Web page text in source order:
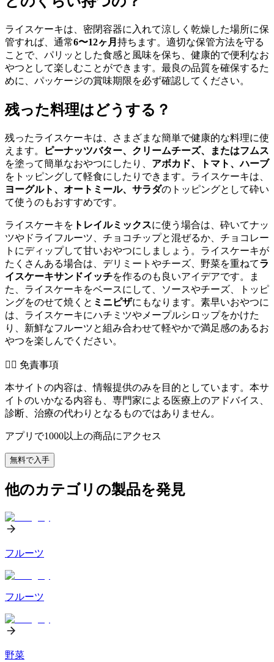
ライスケーキは、密閉容器に入れて涼しく乾燥した場所に保
管すれば、通常6〜12ヶ月 持ちます。適切な保管方法を守る
ことで、パリッとした食感と風味を保ち、健康的で便利なお
やつとして楽しむことができます。最良の品質を確保するた
めに、パッケージの賞味期限を必ず確認してください。
残った料理はどうする？
残ったライスケーキは、さまざまな簡単で健康的な料理に使
えます。
ピーナッツバター、クリームチーズ、またはフムス
を塗って簡単なおやつにしたり、 アボカド、トマト、ハーブ
をトッピングして軽食にしたりできます。ライスケーキは、
ヨーグルト、オートミール、サラダのトッピングとして砕い
て使うのもおすすめです。
ライスケーキを トレイルミックスに使う場合は、砕いてナッ
ツやドライフルーツ、チョコチップと混ぜるか、チョコレー
トにディップして甘いおやつにしましょう。ライスケーキが
たくさんある場合は、デリミートやチーズ、野菜を重ねてラ
イスケーキサンドイッチを作るのも良いアイデアです。ま
た、ライスケーキをベースにして、ソースやチーズ、トッピ
ングをのせて焼くと ミニピザにもなります。素早いおやつに
は、ライスケーキにハチミツやメープルシロップをかけた
り、新鮮なフルーツと組み合わせて軽やかで満足感のあるお
やつを楽しんでください。
👨‍⚕️️ 免責事項
本サイトの内容は、情報提供のみを目的としています。本サ
イトのいかなる内容も、専門家による医療上のアドバイス、
診断、治療の代わりとなるものではありません。
アプリで1000以上の商品にアクセス
無料で入手
他のカテゴリの製品を発見
フルーツ
フルーツ
野菜